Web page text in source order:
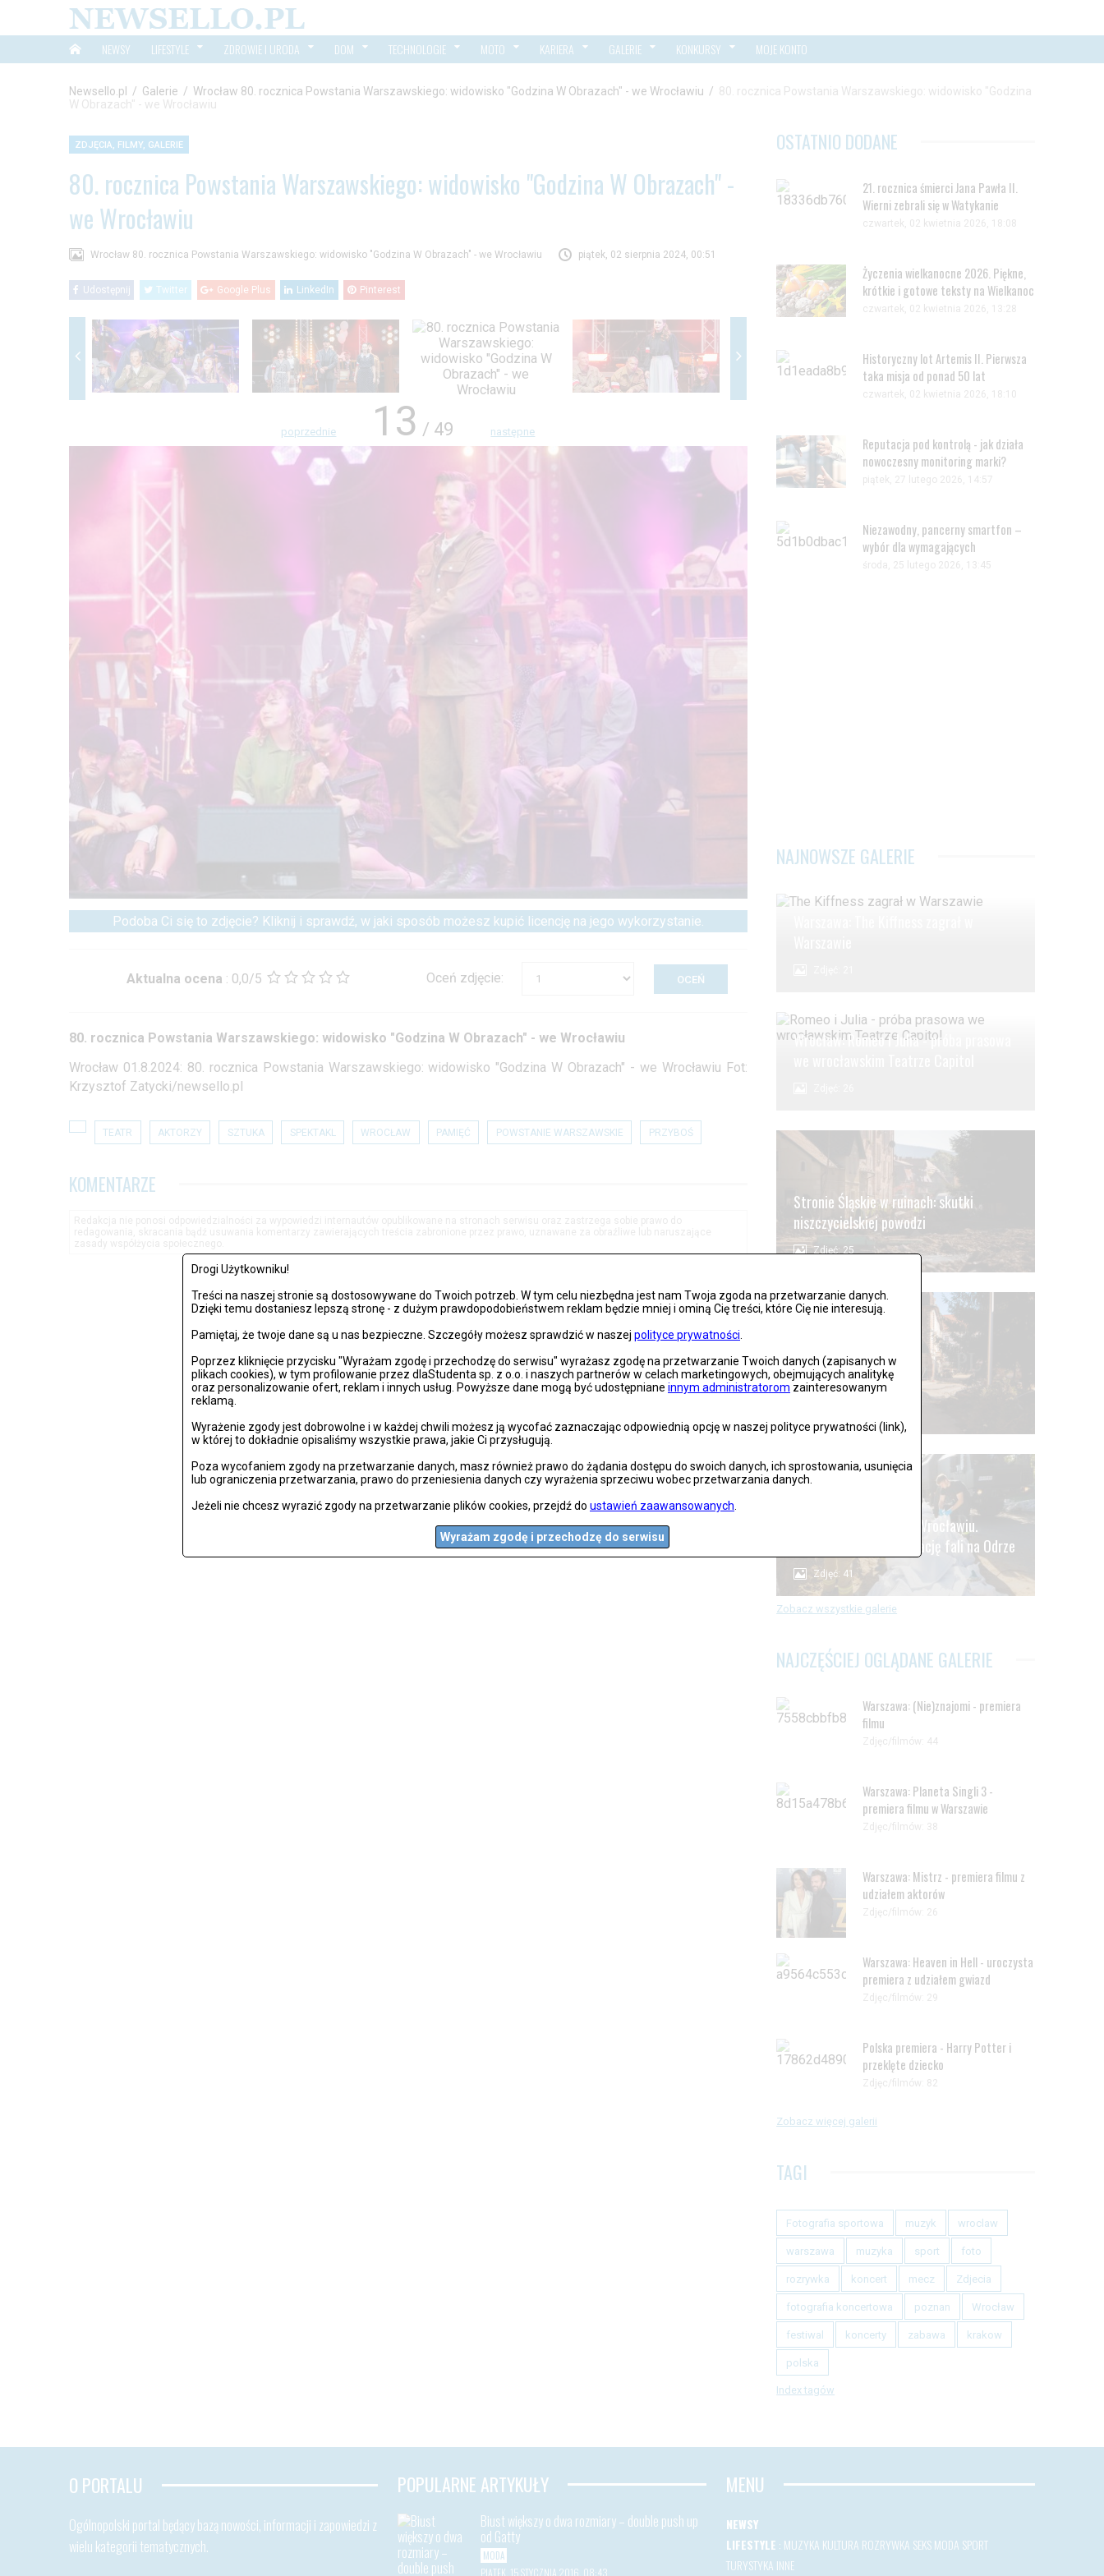
Drogi Użytkowniku!
Treści na naszej stronie są dostosowywane do Twoich potrzeb. W tym celu niezbędna jest nam Twoja zgoda na przetwarzanie danych.
Dzięki temu dostaniesz lepszą stronę - z dużym prawdopodobieństwem reklam będzie mniej i ominą Cię treści, które Cię nie interesują.
Pamiętaj, że twoje dane są u nas bezpieczne. Szczegóły możesz sprawdzić w naszej polityce prywatności
Poprzez kliknięcie przycisku "Wyrażam zgodę i przechodzę do serwisu" wyrażasz zgodę na przetwarzanie Twoich danych (zapisanych w
plikach cookies), w tym profilowanie przez dlaStudenta sp. z o.o. i naszych partnerów w celach marketingowych, obejmujących analitykę
oraz personalizowanie ofert, reklam i innych usług. Powyższe dane mogą być udostępniane innym administratorom zainteresowanym
reklamą.
Wyrażenie zgody jest dobrowolne i w każdej chwili możesz ją wycofać zaznaczając odpowiednią opcję w naszej polityce prywatności (link),
w której to dokładnie opisaliśmy wszystkie prawa, jakie Ci przysługują.
Poza wycofaniem zgody na przetwarzanie danych, masz również prawo do żądania dostępu do swoich danych, ich sprostowania, usunięcia
lub ograniczenia przetwarzania, prawo do przeniesienia danych czy wyrażenia sprzeciwu wobec przetwarzania danych.
Jeżeli nie chcesz wyrazić zgody na przetwarzanie plików cookies, przejdź do ustawień zaawansowanych
Wyrażam zgodę i przechodzę do serwisu
NEWSY LIFESTYLE ZDROWIE I URODA DOM TECHNOLOGIE MOTO KARIERA GALERIE KONKURSY MOJE KONTO
Newsello.pl / Galerie / Wrocław 80. rocznica Powstania Warszawskiego: widowisko "Godzina W Obrazach" - we Wrocławiu /
80. rocznica Powstania Warszawskiego: widowisko "Godzina
W Obrazach" - we Wrocławiu
ZDJĘCIA, FILMY, GALERIE
80. rocznica Powstania Warszawskiego: widowisko "Godzina W Obrazach" -
we Wrocławiu
Wrocław 80. rocznica Powstania Warszawskiego: widowisko "Godzina W Obrazach" - we Wrocławiu piątek, 02 sierpnia 2024, 00:51
Udostępnij Twitter Google Plus LinkedIn Pinterest
poprzednie 13 / 49 następne
Podoba Ci się to zdjęcie? Kliknij i sprawdź, w jaki sposób możesz kupić licencję na jego wykorzystanie.
Aktualna ocena : 0,0/5 Oceń zdjęcie:
80. rocznica Powstania Warszawskiego: widowisko "Godzina W Obrazach" - we Wrocławiu
Wrocław 01.8.2024: 80. rocznica Powstania Warszawskiego: widowisko "Godzina W Obrazach" - we Wrocławiu Fot:
Krzysztof Zatycki/newsello.pl
TEATR AKTORZY SZTUKA SPEKTAKL WROCŁAW PAMIĘĆ POWSTANIE WARSZAWSKIE PRZYBOŚ
KOMENTARZE
OSTATNIO DODANE
21. rocznica śmierci Jana Pawła II.
Wierni zebrali się w Watykanie
czwartek, 02 kwietnia 2026, 18:08
Życzenia wielkanocne 2026. Piękne,
krótkie i gotowe teksty na Wielkanoc
czwartek, 02 kwietnia 2026, 13:28
Historyczny lot Artemis II. Pierwsza
taka misja od ponad 50 lat
czwartek, 02 kwietnia 2026, 18:10
Reputacja pod kontrolą - jak działa
nowoczesny monitoring marki?
piątek, 27 lutego 2026, 14:57
Niezawodny, pancerny smartfon –
wybór dla wymagających
środa, 25 lutego 2026, 13:45
NAJNOWSZE GALERIE
Wrocław: Romeo i Julia - próba prasowa
Stronie Śląskie w ruinach: skutki
niszczycielskiej powodzi
Zdjęć: 25
Lądek Zdrój po powodzi
Alarm powodziowy we Wrocławiu.
Oczekiwanie na kulminację fali na Odrze
Zdjęć: 41
Zobacz wszystkie galerie
NAJCZĘŚCIEJ OGLĄDANE GALERIE
Warszawa: (Nie)znajomi - premiera
filmu
Zdjęc/filmów: 44
Warszawa: Planeta Singli 3 -
premiera filmu w Warszawie
Zdjęc/filmów: 38
Warszawa: Mistrz - premiera filmu z
udziałem aktorów
Zdjęc/filmów: 26
Warszawa: Heaven in Hell - uroczysta
premiera z udziałem gwiazd
Zdjęc/filmów: 29
Polska premiera - Harry Potter i
przeklęte dziecko
Zdjęc/filmów: 82
Zobacz więcej galerii
TAGI
Fotografia sportowa muzyk wroclaw
warszawa muzyka sport foto
rozrywka koncert mecz Zdjecia
fotografia koncertowa poznan Wrocław
festiwal koncerty zabawa krakow
polska
Index tagów
O PORTALU
Ogólnopolski portal będący bazą nowości, informacji i zapowiedzi z
wielu kategorii tematycznych.
POPULARNE ARTYKUŁY
Biust większy o dwa rozmiary – double push up
od Gatty
MODA
PIĄTEK, 15 STYCZNIA 2016, 08:43
MENU
NEWSY
LIFESTYLE : MUZYKA KULTURA ROZRYWKA SEKSMODA SPORT
TURYSTYKA INNE